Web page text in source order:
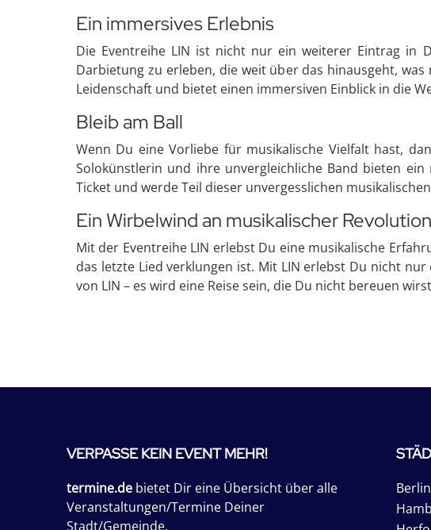
Ein immersives Erlebnis
Die Eventreihe LIN ist nicht nur ein weiterer Eintrag in
Darbietung zu erleben, die weit über das hinausgeht,
Leidenschaft und bietet einen immersiven Einblick in die
Bleib am Ball
Wenn Du eine Vorliebe für musikalische Vielfalt hast,
Solokünstlerin und ihre unvergleichliche Band bieten
Ticket und werde Teil dieser unvergesslichen musikalischen
Ein Wirbelwind an musikalischer Revolution
Mit der Eventreihe LIN erlebst Du eine musikalische
das letzte Lied verklungen ist. Mit LIN erlebst Du nicht
von LIN – es wird eine Reise sein, die Du nicht bereuen
VERPASSE KEIN EVENT MEHR!
termine.de bietet Dir eine Übersicht über alle
Veranstaltungen/Termine Deiner
Stadt/Gemeinde.
Berlin